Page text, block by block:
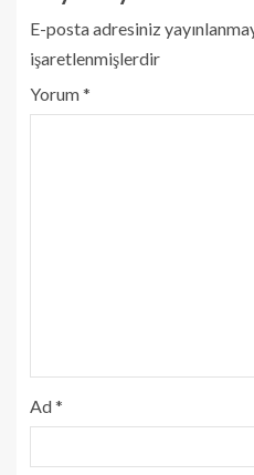
E-posta adresiniz
işaretlenmişlerdir
Yorum*
Ad*